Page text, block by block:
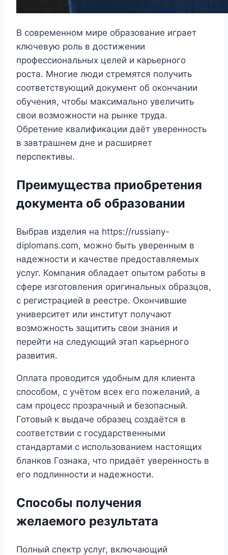
В современном мире образование играет
ключевую роль в достижении
профессиональных целей и карьерного
роста. Многие люди стремятся получить
соответствующий документ об окончании
обучения, чтобы максимально увеличить
свои возможности на рынке труда.
Обретение квалификации даёт уверенность
в завтрашнем дне и расширяет
перспективы.
Преимущества приобретения
документа об образовании
Выбрав изделия на https://russiany-
diplomans.com, можно быть уверенным в
надежности и качестве предоставляемых
услуг. Компания обладает опытом работы в
сфере изготовления оригинальных образцов,
с регистрацией в реестре. Окончившие
университет или институт получают
возможность защитить свои знания и
перейти на следующий этап карьерного
развития.
Оплата проводится удобным для клиента
способом, с учётом всех его пожеланий, а
сам процесс прозрачный и безопасный.
Готовый к выдаче образец создаётся в
соответствии с государственными
стандартами с использованием настоящих
бланков Гознака, что придаёт уверенность в
его подлинности и надежности.
Способы получения
желаемого результата
Полный спектр услуг, включающий